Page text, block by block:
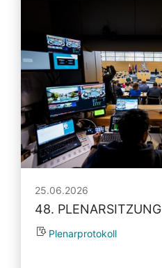
25.06.2026
48. PLENARSITZUNG
Plenarprotokoll